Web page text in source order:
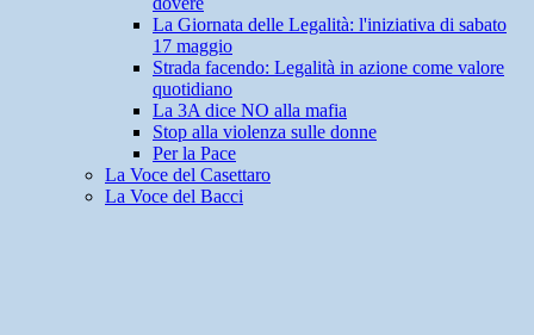
La Giornata delle Legalità: l'iniziativa di sabato
17 maggio
Strada facendo: Legalità in azione come valore
quotidiano
La 3A dice NO alla mafia
Stop alla violenza sulle donne
Per la Pace
La Voce del Casettaro
La Voce del Bacci